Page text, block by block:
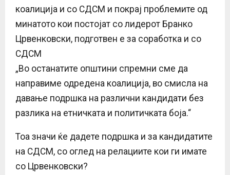
коалиција и со СДСМ и покрај проблемите од
минатото кои постојат со лидерот Бранко
Црвенковски, подготвен е за соработка и со
СДСМ
„Во останатите општини спремни сме да
направиме одредена коалиција, во смисла на
давање подршка на различни кандидати без
разлика на етничката и политичката боја.“
Тоа значи ќе дадете подршка и за кандидатите
на СДСМ, со оглед на релациите кои ги имате
со Црвенковски?